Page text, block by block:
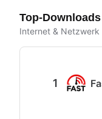
Top-Downloads
Internet & Netzwerk